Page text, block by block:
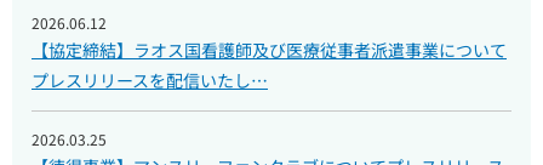
2026.06.12
【協定締結】ラオス国看護師及び医療従事者派遣事業について
プレスリリースを配信いたし…
2026.03.25